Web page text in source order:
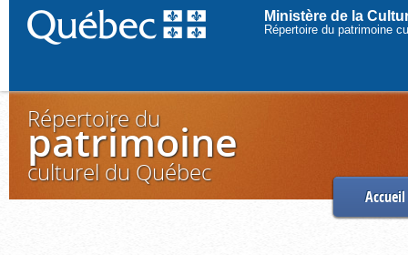
Ministère de la
Répertoire du patrimoine
Répertoire du
patrimoine
culturel du Québec
Accueil